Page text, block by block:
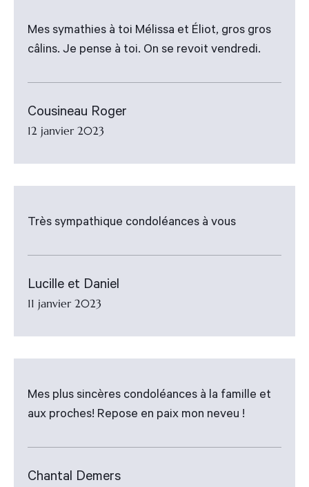
Mes symathies à toi Mélissa et Éliot, gros gros
câlins. Je pense à toi. On se revoit vendredi.
Cousineau Roger
12 janvier 2023
Très sympathique condoléances à vous
Lucille et Daniel
11 janvier 2023
Mes plus sincères condoléances à la famille et
aux proches! Repose en paix mon neveu !
Chantal Demers